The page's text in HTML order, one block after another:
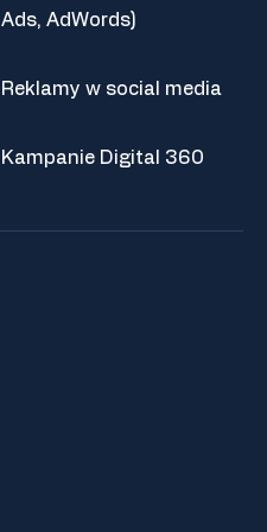
Ads, AdWords)
Reklamy w social media
Kampanie Digital 360